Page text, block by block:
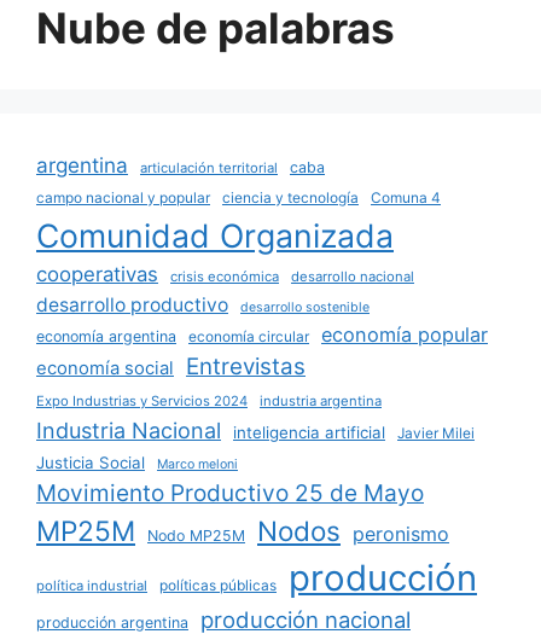
Nube de palabras
argentina articulación territorial
caba
campo nacional y popular
ciencia y tecnología Comuna 4
Comunidad Organizada
cooperativas crisis económica desarrollo nacional
desarrollo productivo desarrollo sostenible
economía argentina economía circular economía popular
economía social Entrevistas
Expo Industrias y Servicios 2024 industria argentina
Industria Nacional inteligencia artificial Javier Milei
Justicia Social Marco meloni
Movimiento Productivo 25 de Mayo
MP25M Nodo MP25M Nodos peronismo
política industrial políticas públicas producción
producción argentina producción nacional